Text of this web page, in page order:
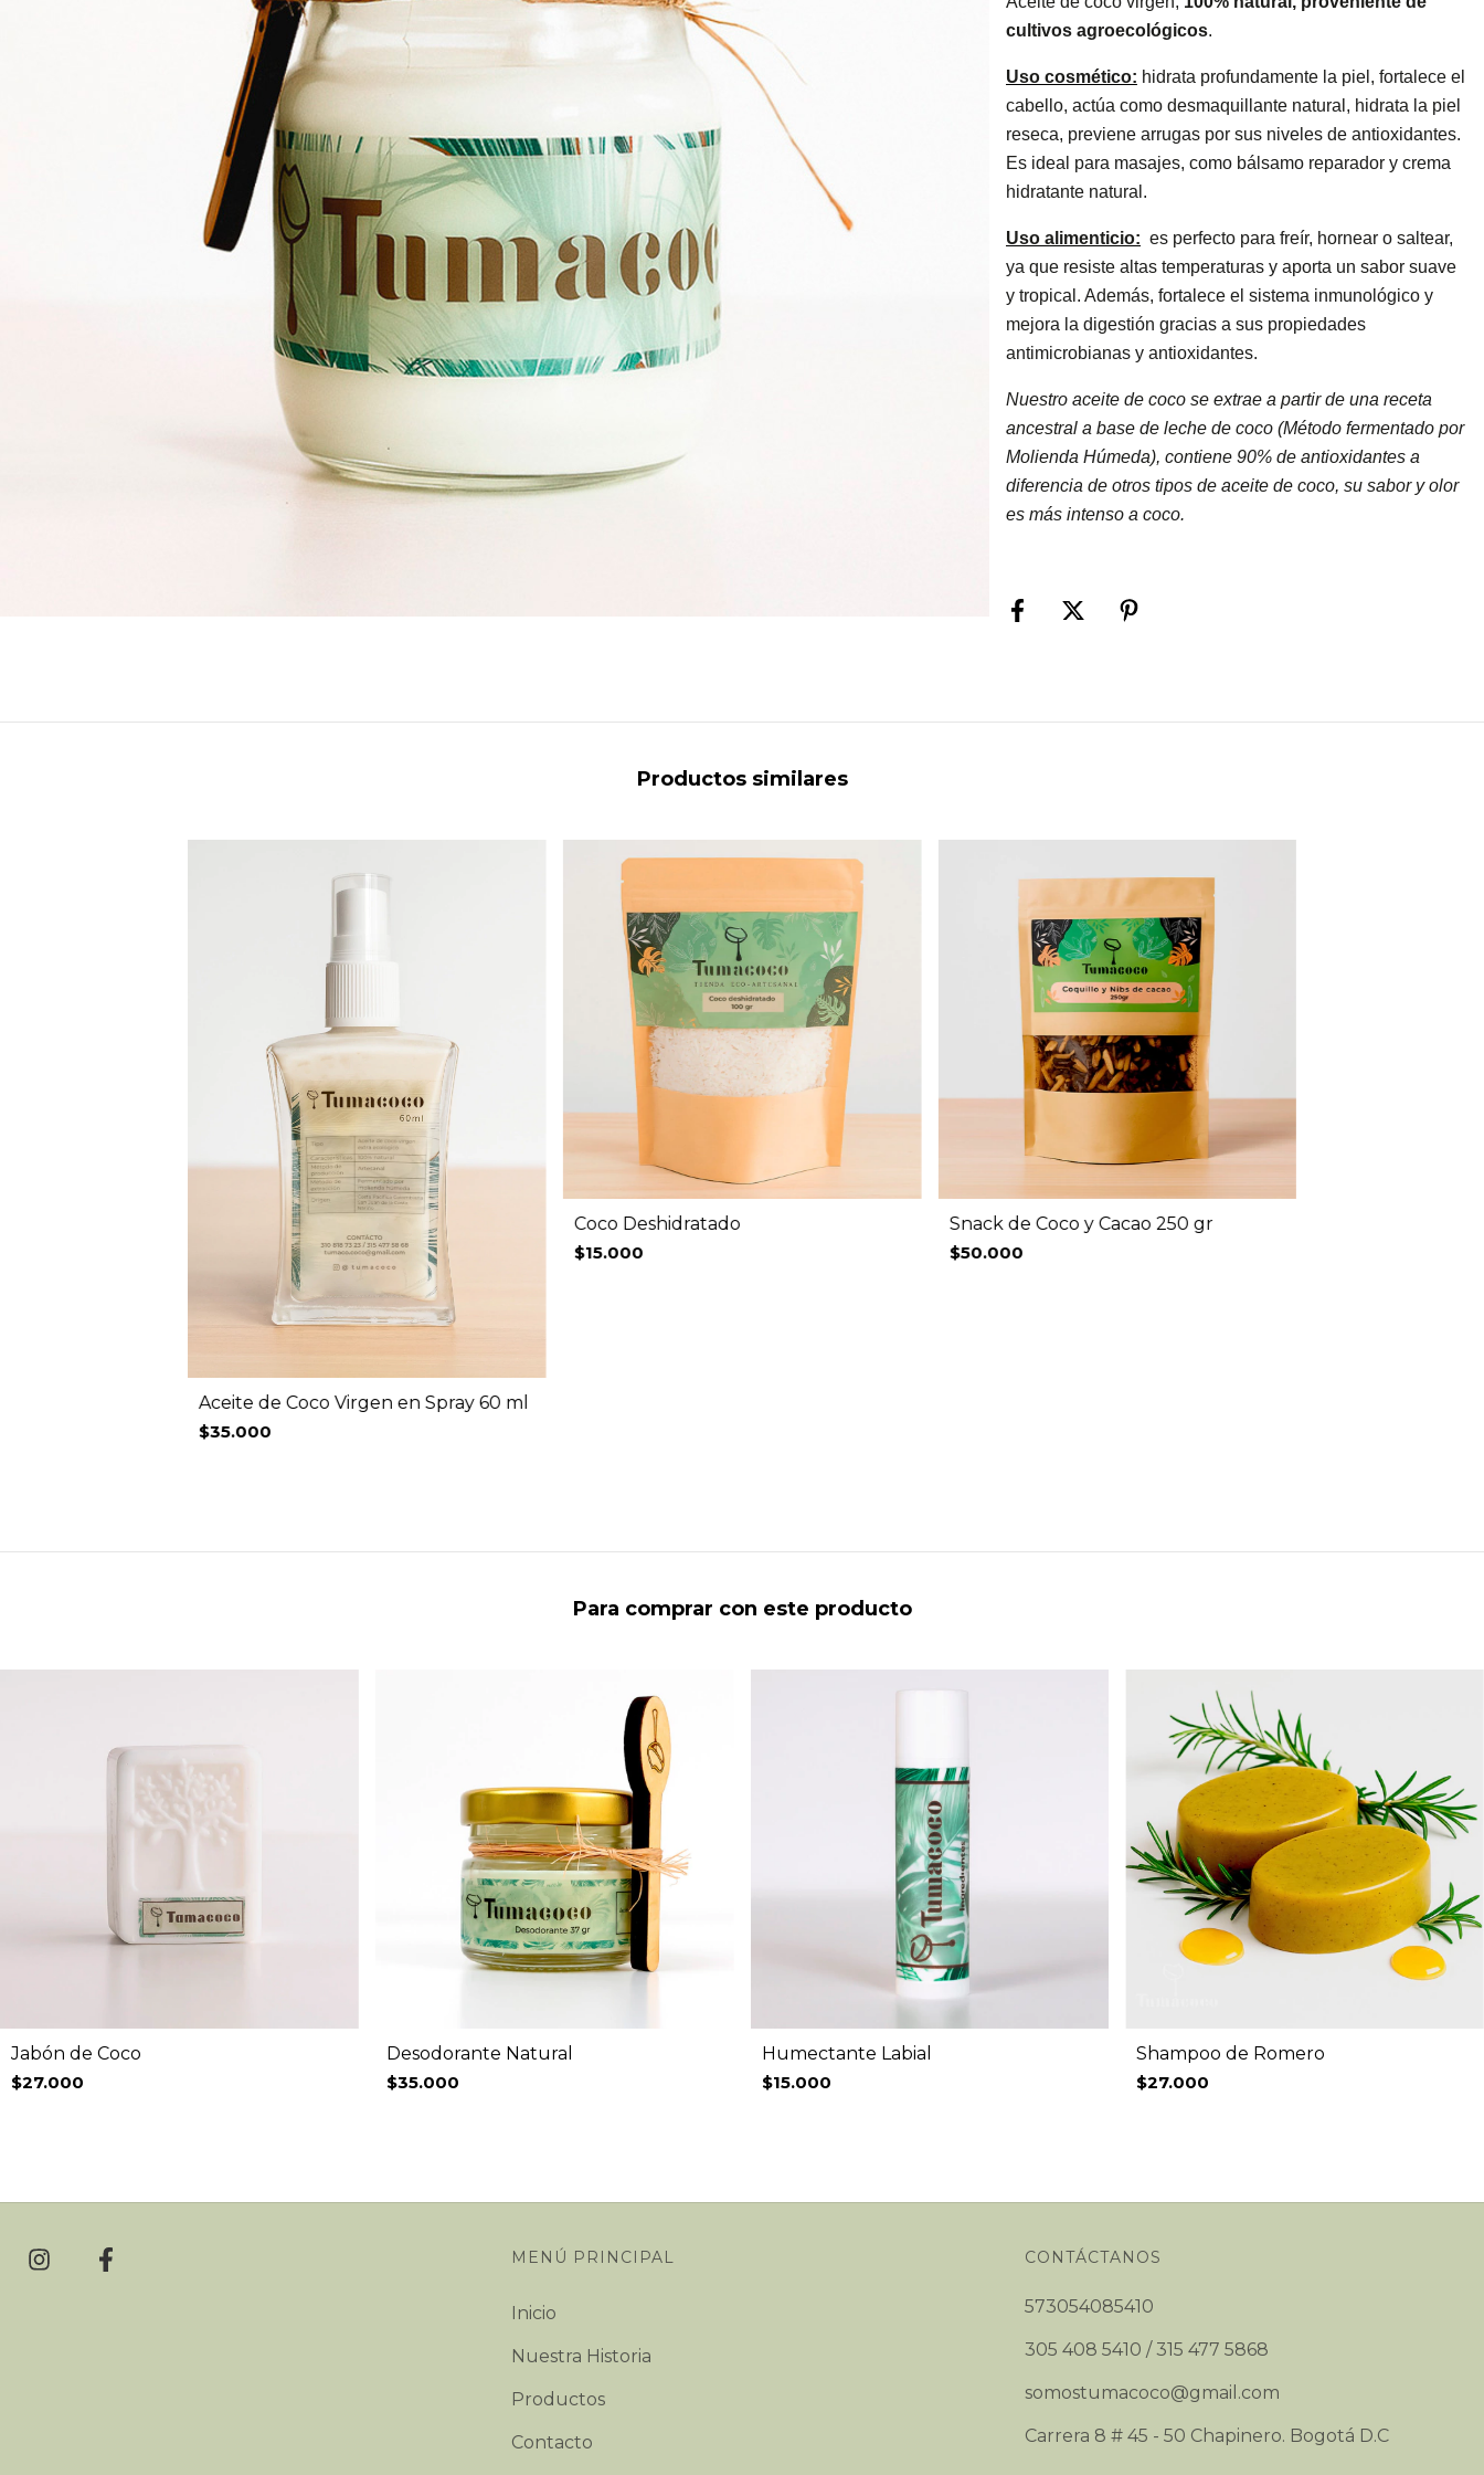
cultivos agroecológicos.
Uso cosmético: hidrata profundamente la piel, fortalece el
cabello, actúa como desmaquillante natural, hidrata la piel
reseca, previene arrugas por sus niveles de antioxidantes.
Es ideal para masajes, como bálsamo reparador y crema
hidratante natural.
Uso alimenticio: es perfecto para freír, hornear o saltear,
ya que resiste altas temperaturas y aporta un sabor suave
y tropical. Además, fortalece el sistema inmunológico y
mejora la digestión gracias a sus propiedades
antimicrobianas y antioxidantes.
Nuestro aceite de coco se extrae a partir de una receta
ancestral a base de leche de coco (Método fermentado por
Molienda Húmeda), contiene 90% de antioxidantes a
diferencia de otros tipos de aceite de coco, su sabor y olor
es más intenso a coco.
Productos similares
Aceite de Coco Virgen en Spray 60 ml
$35.000
Coco Deshidratado
$15.000
Snack de Coco y Cacao 250 gr
$50.000
Para comprar con este producto
Jabón de Coco
$27.000
Desodorante Natural
$35.000
Humectante Labial
$15.000
Shampoo de Romero
$27.000
MENÚ PRINCIPAL
Inicio
Nuestra Historia
Productos
Contacto
CONTÁCTANOS
573054085410
305 408 5410 / 315 477 5868
somostumacoco@gmail.com
Carrera 8 # 45 - 50 Chapinero. Bogotá D.C